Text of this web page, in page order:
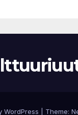
WordPress Theme: